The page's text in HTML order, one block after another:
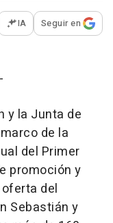
opciones para
IA Seguir en
y la Junta de
de la
del Primer
promoción y
del
Sebastián y